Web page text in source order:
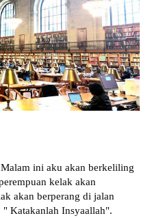
Malam ini aku akan berkeliling
kelak akan
akan berperang di jalan
Katakanlah Insyaallah".